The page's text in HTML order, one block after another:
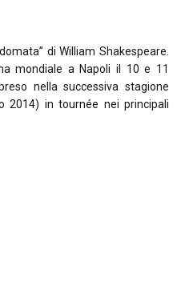
di William Shakespeare.
mondiale a Napoli il 10 e 11
nella successiva stagione
2014) in tournée nei principali